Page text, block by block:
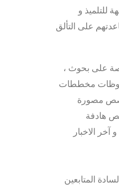
للتلميذ و
على التألق
على بحوث ،
مخططات
مصورة
هادفة
آخر الاخبار
المتابعين